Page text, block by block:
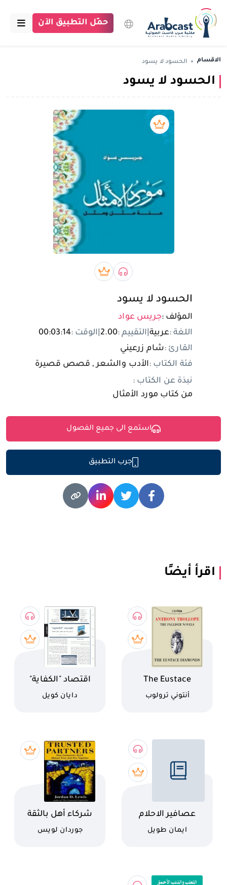
الرئيسية
مكتبة عرب كاست
تبرع للمكتبة
مستخدم جديد
حمّل التطبيق الآن
الاقسام الحسود لا يسود
الحسود لا يسود
بريميوم book
صوتي bookبريميوم book
الحسود لا يسود
المؤلف :جريس عواد
اللغة :عربية التقييم :2.00 الوقت :00:03:14
القارئ :شام زرعيني
فئة الكتاب :الأدب والشعر , قصص قصيرة
نبذة عن الكتاب :
من كتاب مورد الأمثال
استمع الى جميع الفصول
جرب التطبيق
اقرأ أيضًا
اسم الكتاب
The Eustace
Diamonds
كاتب
أنتوني ترولوب
اسم الكتاب
اقتصاد "الكفاية"
كاتب
دايان كويل
اسم الكتاب
عصافير الاحلام
كاتب
ايمان طويل
اسم الكتاب
شركاء أهل بالثقة
كاتب
جوردان لويس